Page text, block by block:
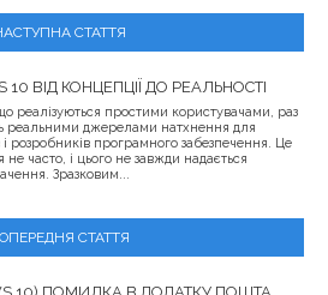
СТАТТЯ
10 ВІД КОНЦЕПЦІЇ ДО РЕАЛЬНОСТІ
реалізуються простими користувачами, раз
реальними джерелами натхнення для
розробників програмного забезпечення. Це
не часто, і цього не завжди надається
Зразковим...
СТАТТЯ